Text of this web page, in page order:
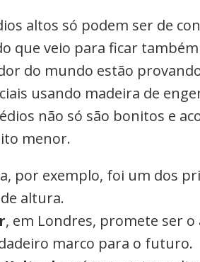
altos só podem ser de
que veio para ficar
do mundo estão
usando madeira de
não só são bonitos e
menor.
por exemplo, foi um dos
altura.
, em Londres, promete ser
marco para o futuro.